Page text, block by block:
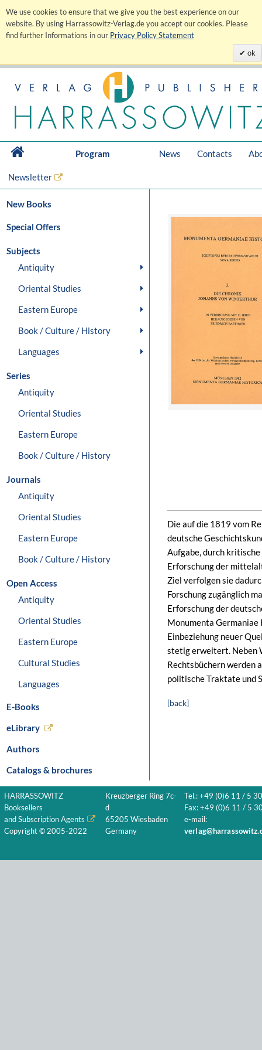
We use cookies to ensure that we give you the best experience on our
website. By using Harrassowitz-Verlag.de you accept our cookies. Please
find further Informations in our Privacy Policy Statement
ok
Program News Contacts
Newsletter
New Books
Special Offers
Subjects
Antiquity
Oriental Studies
Eastern Europe
Book / Culture / History
Languages
Series
Antiquity
Oriental Studies
Eastern Europe
Book / Culture / History
Journals
Antiquity
Oriental Studies
Eastern Europe
Book / Culture / History
Open Access
Antiquity
Oriental Studies
Eastern Europe
Cultural Studies
Languages
E-Books
eLibrary
Authors
Catalogs & brochures
Die auf die 1819 vom
deutsche
Aufgabe, durch
Erforschung der
Ziel verfolgen sie
Forschung zugänglich
Erforschung der
Monumenta Germaniae
Einbeziehung neuer
stetig erweitert. Neben
Rechtsbüchern werden
politische Traktate und
[back]
HARRASSOWITZ
Booksellers
and Subscription Agents
Copyright © 2005-2022
Kreuzberger Ring 7c-
d
65205 Wiesbaden
Germany
Tel.: +49 (0)6 11 / 5
Fax: +49 (0)6 11 / 5
e-mail: